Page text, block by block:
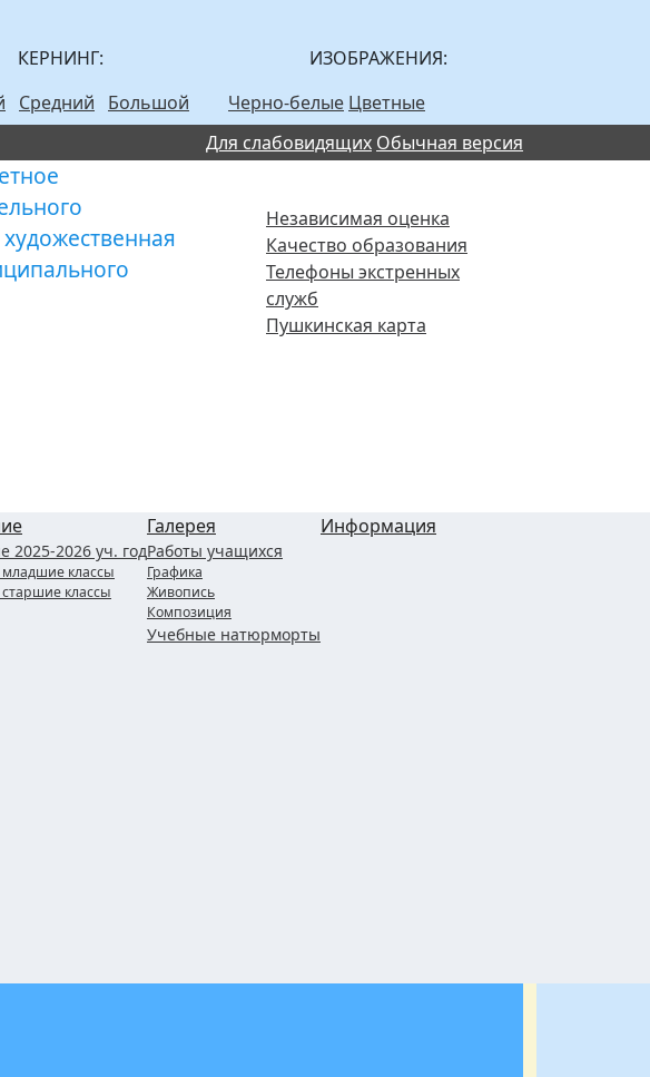
КЕРНИНГ:
Средний Большой
ИЗОБРАЖЕНИЯ:
Черно-белые Цветные
Для слабовидящих Обычная версия
Независимая оценка
Качество образования
Телефоны экстренных
служб
Пушкинская карта
2025-2026 уч. год
классы
классы
Галерея
Работы учащихся
Графика
Живопись
Композиция
Учебные натюрморты
Информация